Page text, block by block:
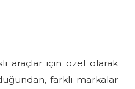
araçlar için özel olarak
farklı markalar